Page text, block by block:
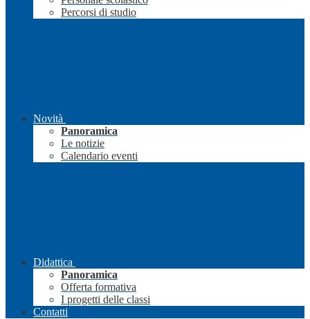
Percorsi di studio
Novità
Panoramica
Le notizie
Calendario eventi
Didattica
Panoramica
Offerta formativa
I progetti delle classi
Contatti